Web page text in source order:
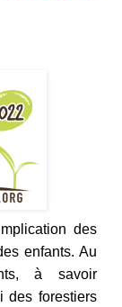
des
enfants. Au
à savoir
des forestiers